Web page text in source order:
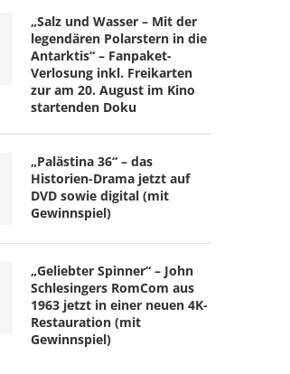
„Salz und Wasser – Mit der
legendären Polarstern in die
Antarktis“ – Fanpaket-
Verlosung inkl. Freikarten
zur am 20. August im Kino
startenden Doku
„Palästina 36“ – das
Historien-Drama jetzt auf
DVD sowie digital (mit
Gewinnspiel)
„Geliebter Spinner“ – John
Schlesingers RomCom aus
1963 jetzt in einer neuen 4K-
Restauration (mit
Gewinnspiel)